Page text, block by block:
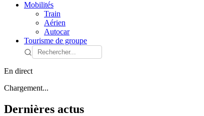
Mobilités
Train
Aérien
Autocar
Tourisme de groupe
En direct
Chargement...
Dernières actus